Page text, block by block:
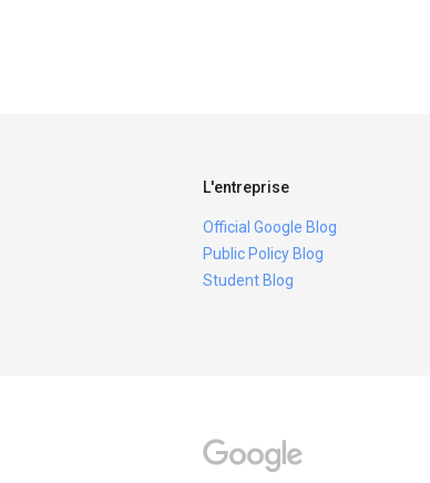
L'entreprise
Official Google Blog
Public Policy Blog
Student Blog